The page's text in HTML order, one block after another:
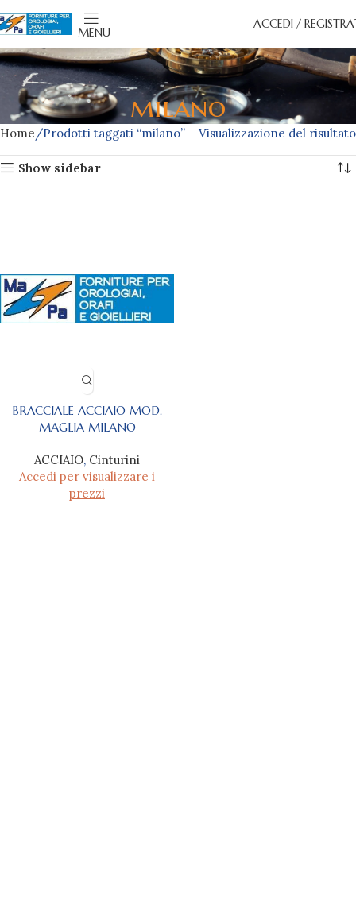
MENU
ACCEDI /
milano
Home Prodotti taggati “milano” Visualizzazione del risultato
Show sidebar
BRACCIALE ACCIAIO MOD.
MAGLIA MILANO
ACCIAIO, Cinturini
Accedi per visualizzare i
prezzi